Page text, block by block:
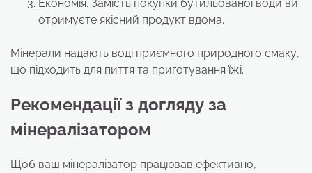
Економія. Замість покупки бутильованої води ви
отримуєте якісний продукт вдома.
Мінерали надають воді приємного природного смаку,
що підходить для пиття та приготування їжі.
Рекомендації з догляду за
мінералізатором
Щоб ваш мінералізатор працював ефективно,